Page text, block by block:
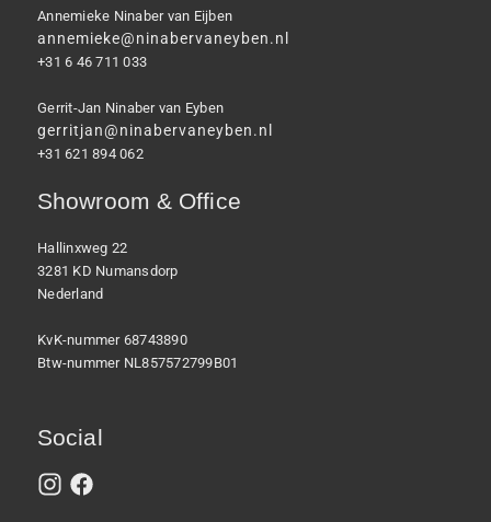
Annemieke Ninaber van Eijben
annemieke@ninabervaneyben.nl
+31 6 46 711 033
Gerrit-Jan Ninaber van Eyben
gerritjan@ninabervaneyben.nl
+31 621 894 062
Showroom & Office
Hallinxweg 22
3281 KD Numansdorp
Nederland
KvK-nummer 68743890
Btw-nummer NL857572799B01
Social